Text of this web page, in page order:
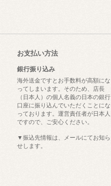
お支払い方法
銀行振り込み
海外送金ですとお手数料が高額にな
ってしまいます。そのため、店長
（日本人）の個人名義の日本の銀行
口座に振り込んでいただくことにな
っております。運営責任者が日本人
ですので、ご安心ください。
▼振込先情報は、メールにてお知ら
せします。